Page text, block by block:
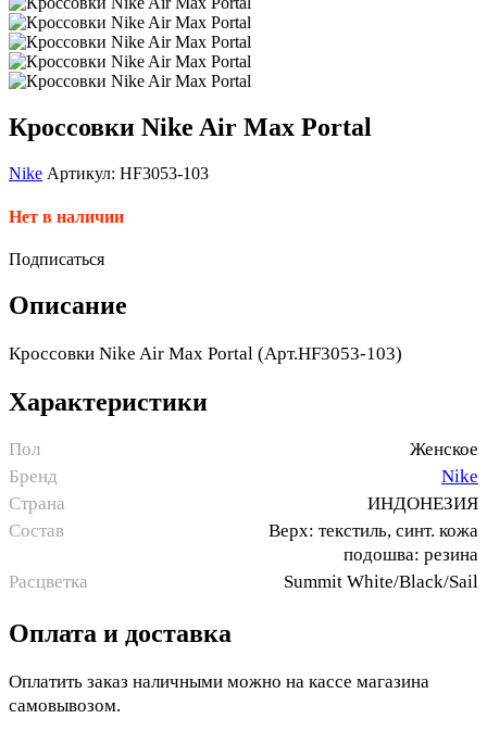
Кроссовки Nike Air Max Portal
Nike Артикул: HF3053-103
Нет в наличии
Подписаться
Описание
Кроссовки Nike Air Max Portal (Арт.HF3053-103)
Характеристики
Пол
Женское
Бренд
Nike
Страна
ИНДОНЕЗИЯ
Состав
Верх: текстиль, синт. кожа
подошва: резина
Расцветка
Summit White/Black/Sail
Оплата и доставка
Оплатить заказ наличными можно на кассе магазина
самовывозом.